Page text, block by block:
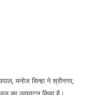
मनोज सिन्हा ने श्रीनगर,